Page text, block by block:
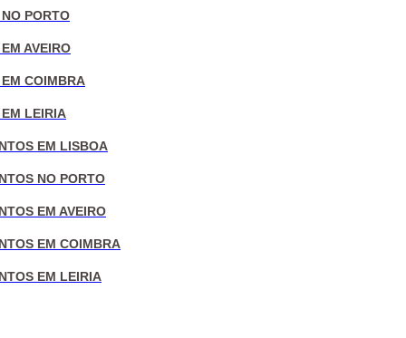
PORTO
AVEIRO
COIMBRA
LEIRIA
EM LISBOA
NO PORTO
EM AVEIRO
EM COIMBRA
EM LEIRIA